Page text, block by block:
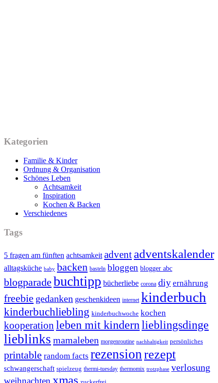
Kategorien
Familie & Kinder
Ordnung & Organisation
Schönes Leben
Achtsamkeit
Inspiration
Kochen & Backen
Verschiedenes
Tags
5 fragen am fünften achtsamkeit advent adventskalender
alltagsküche baby backen basteln bloggen blogger abc
blogparade buchtipp bücherliebe corona diy ernährung
freebie gedanken geschenkideen internet kinderbuch
kinderbuchliebling kinderbuchwoche kochen
kooperation leben mit kindernlieblingsdinge
lieblinks mamaleben morgenroutine nachhaltigkeit persönliches
printable random facts rezensionrezept
schwangerschaft spielzeug thermi-tuesday thermomix trotzphase verlosung
xmas